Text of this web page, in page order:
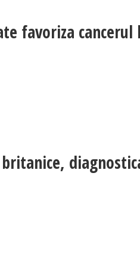
favoriza cancerul